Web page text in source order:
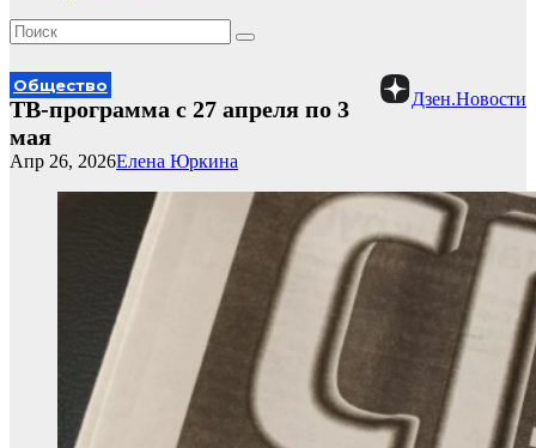
Дзен.Новости
Общество
ТВ-программа с 27 апреля по 3
мая
Елена Юркина
Апр 26, 2026